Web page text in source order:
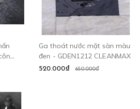
Ga thoát nước mặt sàn màu
đen - GDEN1212 CLEANMAX
520.000₫ 650.000₫